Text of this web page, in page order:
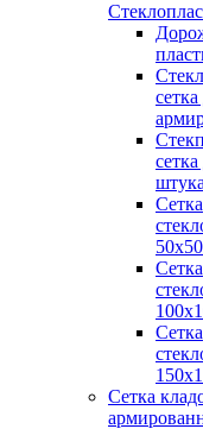
Сетка
Сетка
Сетка
Сетка